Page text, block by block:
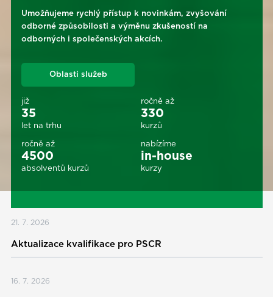
Umožňujeme rychlý přístup k novinkám, zvyšování
odborné způsobilosti a výměnu zkušeností na
odborných i společenských akcích.
Oblasti služeb
již
35
let na trhu
ročně až
330
kurzů
ročně až
4500
absolventů kurzů
nabízíme
in-house
kurzy
21. 7. 2026
Aktualizace kvalifikace pro PSCR
16. 7. 2026